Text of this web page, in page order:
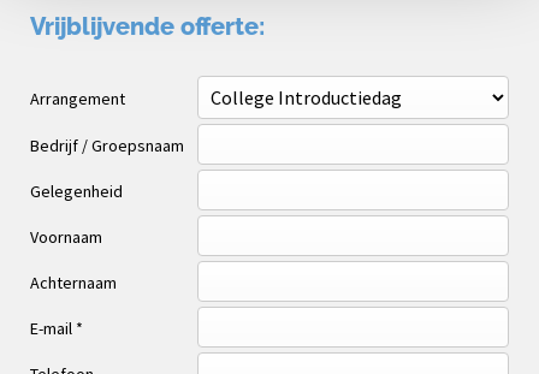
Vrijblijvende offerte:
Arrangement
Bedrijf / Groepsnaam
Gelegenheid
Voornaam
Achternaam
E-mail *